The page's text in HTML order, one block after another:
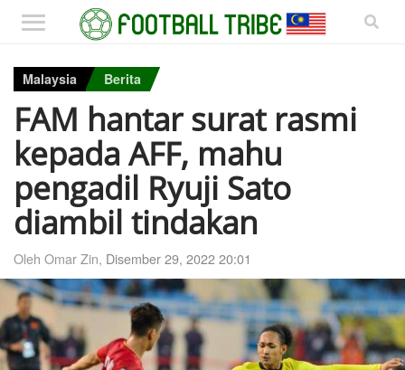
Malaysia Berita
FAM hantar surat rasmi
kepada AFF, mahu
pengadil Ryuji Sato
diambil tindakan
Oleh Omar Zin, Disember 29, 2022 20:01